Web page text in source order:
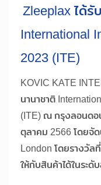
Zleeplax ได้
International
2023 (ITE)
KOVIC KATE
นานาชาติ
(ITE) ณ กรุงลอนดอ
ตุลาคม 2566 โดยจั
London โดยรางวัล
ให้กับสินค้าได้ในระ